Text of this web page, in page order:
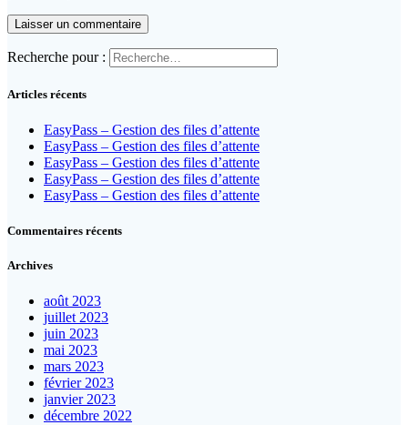
Recherche pour :
Articles récents
EasyPass – Gestion des files d’attente
EasyPass – Gestion des files d’attente
EasyPass – Gestion des files d’attente
EasyPass – Gestion des files d’attente
EasyPass – Gestion des files d’attente
Commentaires récents
Archives
août 2023
juillet 2023
juin 2023
mai 2023
mars 2023
février 2023
janvier 2023
décembre 2022